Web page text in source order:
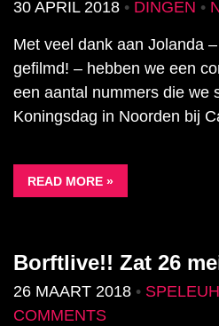
30 APRIL 2018 • DINGEN •
Met veel dank aan Jolanda
gefilmd! – hebben we een
een aantal nummers die we
Koningsdag in Noorden bij
READ MORE »
Borftlive!! Zat 26
26 MAART 2018 •
COMMENTS